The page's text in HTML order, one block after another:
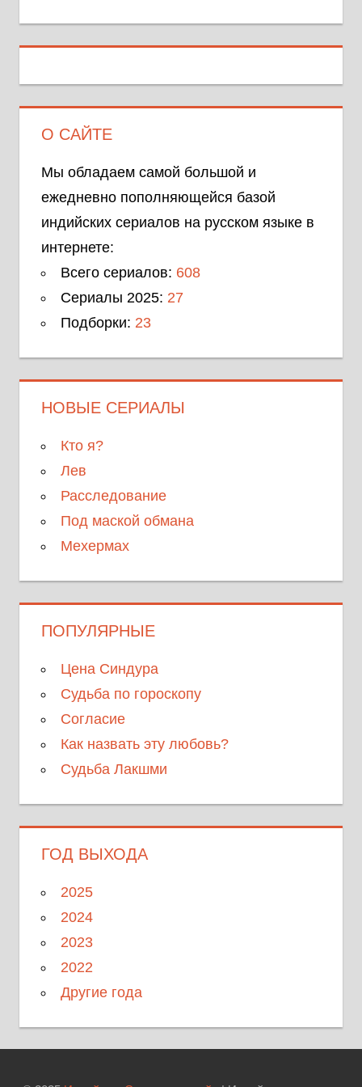
О САЙТЕ
Мы обладаем самой большой и
ежедневно пополняющейся базой
индийских сериалов на русском языке в
интернете:
Всего сериалов: 608
Сериалы 2025: 27
Подборки: 23
НОВЫЕ СЕРИАЛЫ
Кто я?
Лев
Расследование
Под маской обмана
Мехермах
ПОПУЛЯРНЫЕ
Цена Синдура
Судьба по гороскопу
Согласие
Как назвать эту любовь?
Судьба Лакшми
ГОД ВЫХОДА
2025
2024
2023
2022
Другие года